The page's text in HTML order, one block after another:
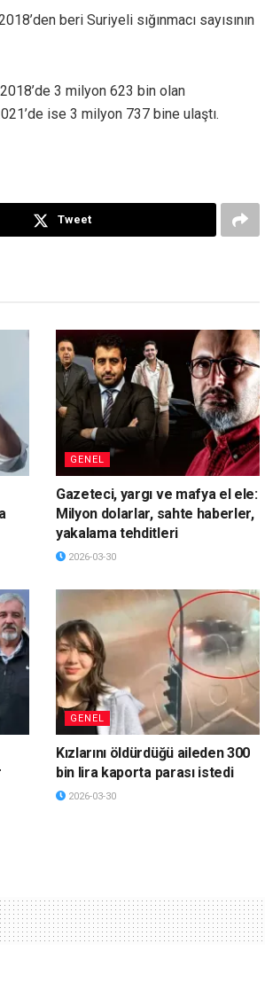
beri Suriyeli sığınmacı sayısının
2018’de 3 milyon 623 bin olan
ise 3 milyon 737 bine ulaştı.
Tweet
GENEL
Gazeteci, yargı ve mafya el ele:
Milyon dolarlar, sahte haberler,
yakalama tehditleri
2026-03-30
GENEL
Kızlarını öldürdüğü aileden 300
bin lira kaporta parası istedi
2026-03-30